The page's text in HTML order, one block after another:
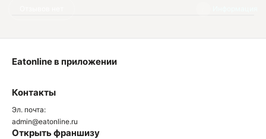
Контакты
Эл. почта:
admin@eatonline.ru
Открыть франшизу
Eatonline в приложении